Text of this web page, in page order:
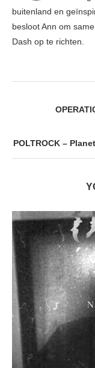
buitenland en
besloot Ann om
Dash op te richten.
POLTROCK –